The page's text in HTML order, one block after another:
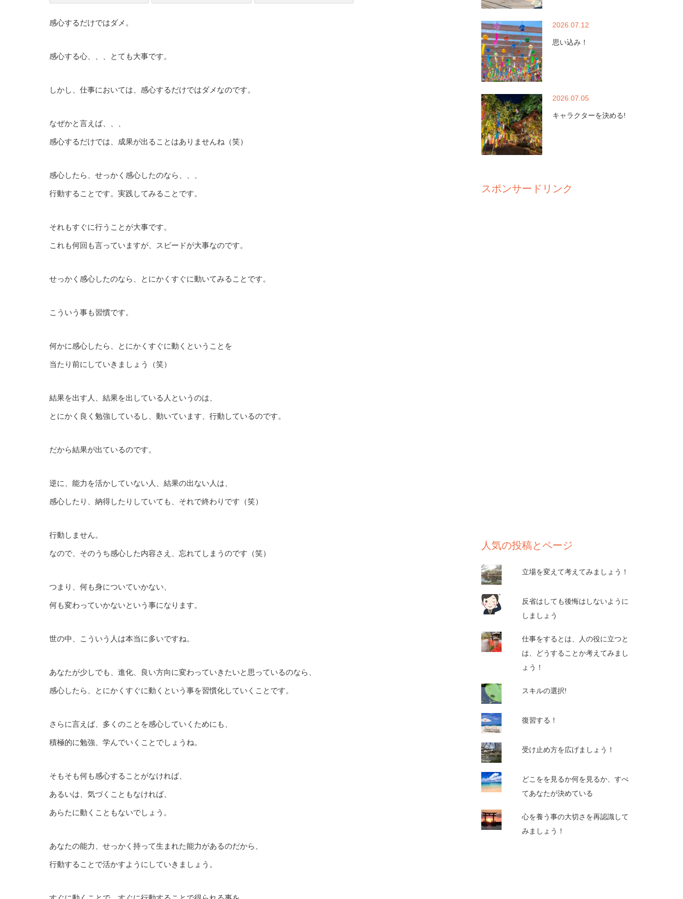
感心するだけではダメ。
感心する心、、、とても大事です。
しかし、仕事においては、感心するだけではダメなのです。
なぜかと言えば、、、
感心するだけでは、成果が出ることはありませんね（笑）
感心したら、せっかく感心したのなら、、、
行動することです。実践してみることです。
それもすぐに行うことが大事です。
これも何回も言っていますが、スピードが大事なのです。
せっかく感心したのなら、とにかくすぐに動いてみることです。
こういう事も習慣です。
何かに感心したら、とにかくすぐに動くということを
当たり前にしていきましょう（笑）
結果を出す人、結果を出している人というのは、
とにかく良く勉強しているし、動いています、行動しているのです。
だから結果が出ているのです。
逆に、能力を活かしていない人、結果の出ない人は、
感心したり、納得したりしていても、それで終わりです（笑）
行動しません。
なので、そのうち感心した内容さえ、忘れてしまうのです（笑）
つまり、何も身についていかない、
何も変わっていかないという事になります。
世の中、こういう人は本当に多いですね。
あなたが少しでも、進化、良い方向に変わっていきたいと思っているのなら、
感心したら、とにかくすぐに動くという事を習慣化していくことです。
さらに言えば、多くのことを感心していくためにも、
積極的に勉強、学んでいくことでしょうね。
そもそも何も感心することがなければ、
あるいは、気づくこともなければ、
あらたに動くこともないでしょう。
あなたの能力、せっかく持って生まれた能力があるのだから、
行動することで活かすようにしていきましょう。
2026.07.12
思い込み！
2026.07.05
キャラクターを決める!
スポンサードリンク
人気の投稿とページ
立場を変えて考えてみましょう！
反省はしても後悔はしないように
しましょう
仕事をするとは、人の役に立つと
は、どうすることか考えてみまし
ょう！
スキルの選択!
復習する！
受け止め方を広げましょう！
どこをを見るか何を見るか、すべ
てあなたが決めている
心を養う事の大切さを再認識して
みましょう！